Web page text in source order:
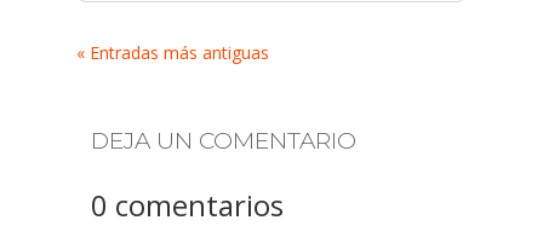
« Entradas más antiguas
DEJA UN COMENTARIO
0 comentarios